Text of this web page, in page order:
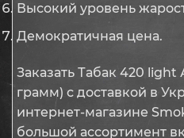
Высокий уровень
Демократичная цена.
Заказать Табак 420
грамм) с доставкой в
интернет-магазине
большой ассортимент